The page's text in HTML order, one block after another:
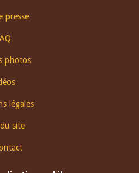
presse
photos
légales
site